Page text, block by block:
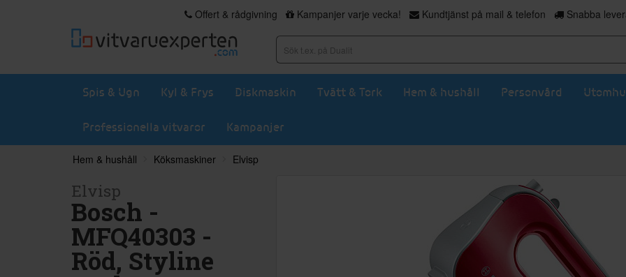
Offert & rådgivning Kampanjer varje vecka! Kundtjänst på mail & telefon Snabba
Spis & Ugn Kyl & Frys Diskmaskin Tvätt & Tork Hem & hushåll Personvård
Professionella vitvaror Kampanjer
Hem & hushåll Köksmaskiner Elvisp
Elvisp
Bosch -
MFQ40303 -
Röd, Styline